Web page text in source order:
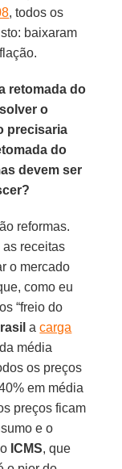
, todos os
baixaram
retomada do
o
precisaria
do
devem ser
reformas.
as receitas
o mercado
como eu
“freio do
acarga
média
os preços
em média
preços ficam
e o
ICMS, que